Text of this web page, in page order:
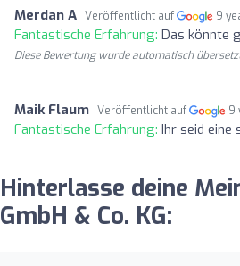
Merdan A Veröffentlicht auf 9
Fantastische Erfahrung: Das könnte
Diese Bewertung wurde automatisch
Maik Flaum Veröffentlicht auf 9
Fantastische Erfahrung: Ihr seid eine
Hinterlasse deine
GmbH & Co. KG: